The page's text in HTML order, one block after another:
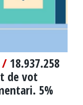
/ 18.937.258
de vot
5%